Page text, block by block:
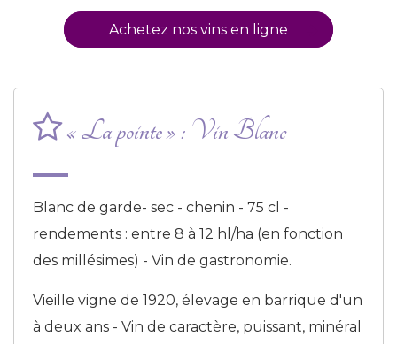
Achetez nos vins en ligne
« La pointe » : Vin Blanc
Blanc de garde- sec - chenin - 75 cl -
rendements : entre 8 à 12 hl/ha (en fonction
des millésimes) - Vin de gastronomie.
Vieille vigne de 1920, élevage en barrique d'un
à deux ans - Vin de caractère, puissant, minéral